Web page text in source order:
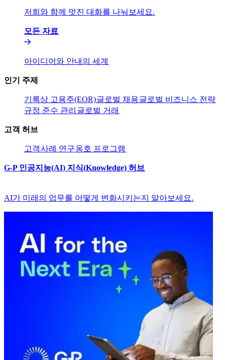
저희와 함께 멋진 대화를 나눠보세요.​​
모든 자료​​
아이디어와 안내의 세계​​
인기 주제​​
기록상 고용주(EOR)​​글로벌 채용​​글로벌 비즈니스 전략​​
규정 준수 관리​​ 글로벌 거래​​
고객 허브​​
고객​​사례 연구​​옹호 프로그램​​
G-P 인공지능(AI) 지식(Knowledge) 허브​​
AI가 미래의 업무를 어떻게 변화시키는지 알아보세요.​​